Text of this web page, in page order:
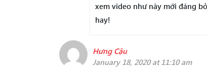
xem video như này mới đáng
hay!
Hưng Cậu
January 18, 2020 at 11:10 am